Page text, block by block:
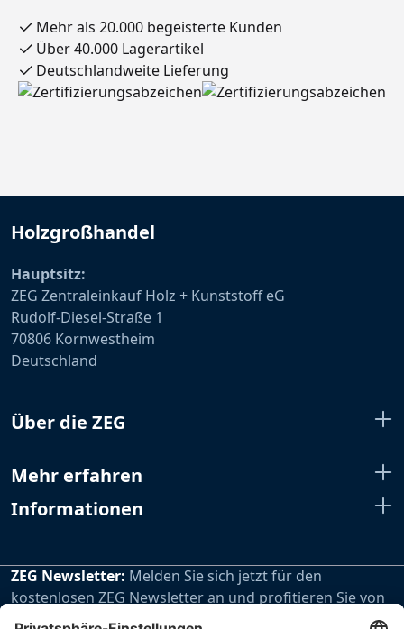
Mehr als 20.000 begeisterte Kunden
Über 40.000 Lagerartikel
Deutschlandweite Lieferung
Holzgroßhandel
Hauptsitz:
ZEG Zentraleinkauf Holz + Kunststoff eG
Rudolf-Diesel-Straße 1
70806 Kornwestheim
Deutschland
Über die ZEG
Mehr erfahren
Informationen
ZEG Newsletter: Melden Sie sich jetzt für den
kostenlosen ZEG Newsletter an und profitieren Sie von
den extra Vorteilen unseres regelmäßig erscheinenden